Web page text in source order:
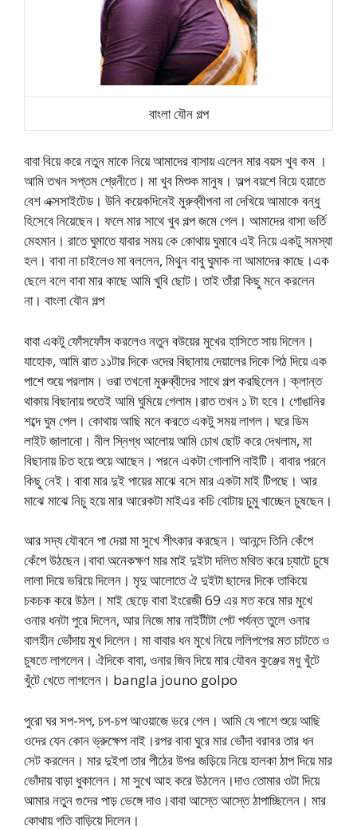
বাংলা যৌন গল্প
বাবা বিয়ে করে নতুন মাকে নিয়ে আমাদের বাসায় এলেন মার বয়স খুব কম ।
আমি তখন সপ্তম শ্রেনীতে। মা খুব মিশুক মানুষ। অল্প বয়শে বিয়ে হয়াতে
বেশ এক্সসাইটেড। উনি কয়েকদিনেই মুরুব্বীপনা না দেখিয়ে আমাকে বন্ধু
হিসেবে নিয়েছেন। ফলে মার সাথে খুব গল্প জমে গেল। আমাদের বাসা ভর্তি
মেহমান। রাতে ঘুমাতে যাবার সময় কে কোথায় ঘুমাবে এই নিয়ে একটু সমস্যা
হল। বাবা না চাইলেও মা বললেন, মিথুন বাবু ঘুমাক না আমাদের কাছে।এক
ছেলে বলে বাবা মার কাছে আমি খুবি ছোট। তাই তাঁরা কিছু মনে করলেন
না। বাংলা যৌন গল্প
বাবা একটু ফোঁসফোঁস করলেও নতুন বউয়ের মুখের হাসিতে সায় দিলেন।
যাহোক, আমি রাত ১১টার দিকে ওদের বিছানায় দেয়ালের দিকে পিঠ দিয়ে এক
পাশে শুয়ে পরলাম। ওরা তখনো মুরুব্বীদের সাথে গল্প করছিলেন। ক্লান্ত
থাকায় বিছানায় শুতেই আমি ঘুমিয়ে গেলাম।রাত তখন ১ টা হবে। গোঙানির
শব্দে ঘুম পেল। কোথায় আছি মনে করতে একটু সময় লাগল। ঘরে ডিম
লাইট জালানো। নীল স্নিগ্ধ আলোয় আমি চোখ ছোট করে দেখলাম, মা
বিছানায় চিত হয়ে শুয়ে আছেন। পরনে একটা গোলাপি নাইটি। বাবার পরনে
কিছু নেই। বাবা মার দুই পায়ের মাঝে বসে মার একটা মাই টিপছে। আর
মাঝে মাঝে নিচু হয়ে মার আরেকটা মাইএর কচি বোটায় চুমু খাচ্ছেন চুষছেন।
আর সদ্য যৌবনে পা দেয়া মা সুখে শীৎকার করছেন। আনন্দে তিনি কেঁপে
কেঁপে উঠছেন।বাবা অনেকক্ষণ মার মাই দুইটা দলিত মথিত করে চ্যাটে চুষে
লালা দিয়ে ভরিয়ে দিলেন। মৃদু আলোতে ঐ দুইটা ছাদের দিকে তাকিয়ে
চকচক করে উঠল। মাই ছেড়ে বাবা ইংরেজী 69 এর মত করে মার মুখে
ওনার ধনটা পুরে দিলেন, আর নিজে মার নাইটীটা পেট পর্যন্ত তুলে ওনার
বালহীন ভোঁদায় মুখ দিলেন। মা বাবার ধন মুখে নিয়ে ললিপপের মত চাটতে ও
চুষতে লাগলেন। ঐদিকে বাবা, ওনার জিব দিয়ে মার যৌবন কুঞ্জের মধু খুঁটে
খুঁটে খেতে লাগলেন। bangla jouno golpo
পুরো ঘর সপ-সপ, চপ-চপ আওয়াজে ভরে গেল। আমি যে পাশে শুয়ে আছি
ওদের যেন কোন ভ্রুক্ষেপ নাই।রপর বাবা ঘুরে মার ভোঁদা বরাবর তার ধন
সেট করলেন। মার দুইপা তার পীঠের উপর জড়িয়ে নিয়ে হালকা ঠাপ দিয়ে মার
ভোঁদায় বাড়া ধুকালেন। মা সুখে আহ করে উঠলেন।দাও তোমার ওটা দিয়ে
আমার নতুন গুদের পাড় ভেঙ্গে দাও।বাবা আস্তে আস্তে ঠাপাচ্ছিলেন। মার
কোথায় গতি বাড়িয়ে দিলেন।